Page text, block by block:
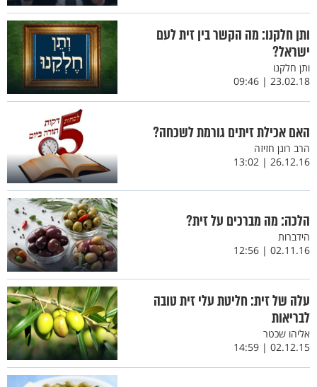
ותן חלקנו: מה הקשר בין זית לעם
ישראל?
ותן חלקנו
23.02.18 | 09:46
האם אכילת זיתים גורמת לשכחה?
הרב רונן חזיזה
26.12.16 | 13:02
הלכה: מה מברכים על זית?
הידברות
02.11.16 | 12:56
עלה של זית: חליטת עלי זית טובה
לבריאות
אליהו שכטר
02.12.15 | 14:59